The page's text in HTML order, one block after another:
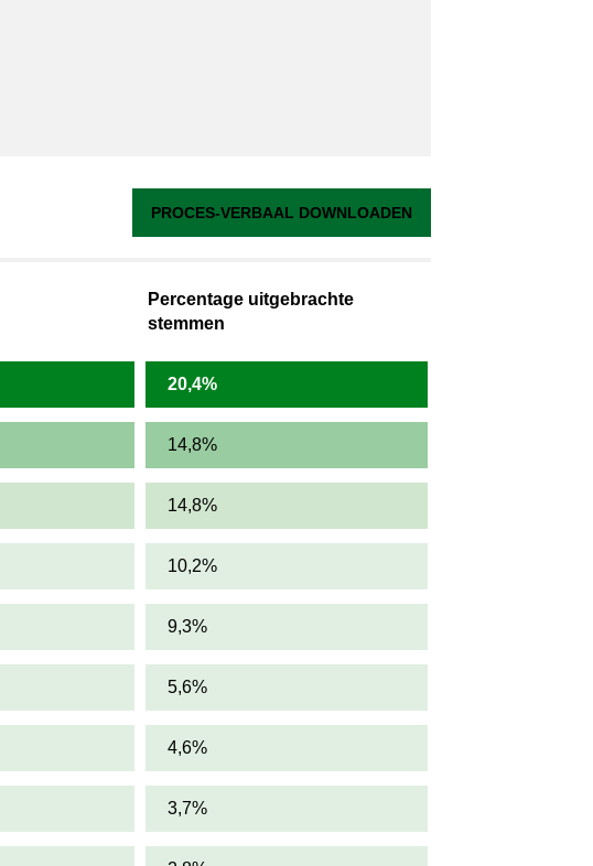
PROCES-VERBAAL DOWNLOADEN
Percentage uitgebrachte
stemmen
20,4%
14,8%
14,8%
10,2%
9,3%
5,6%
4,6%
3,7%